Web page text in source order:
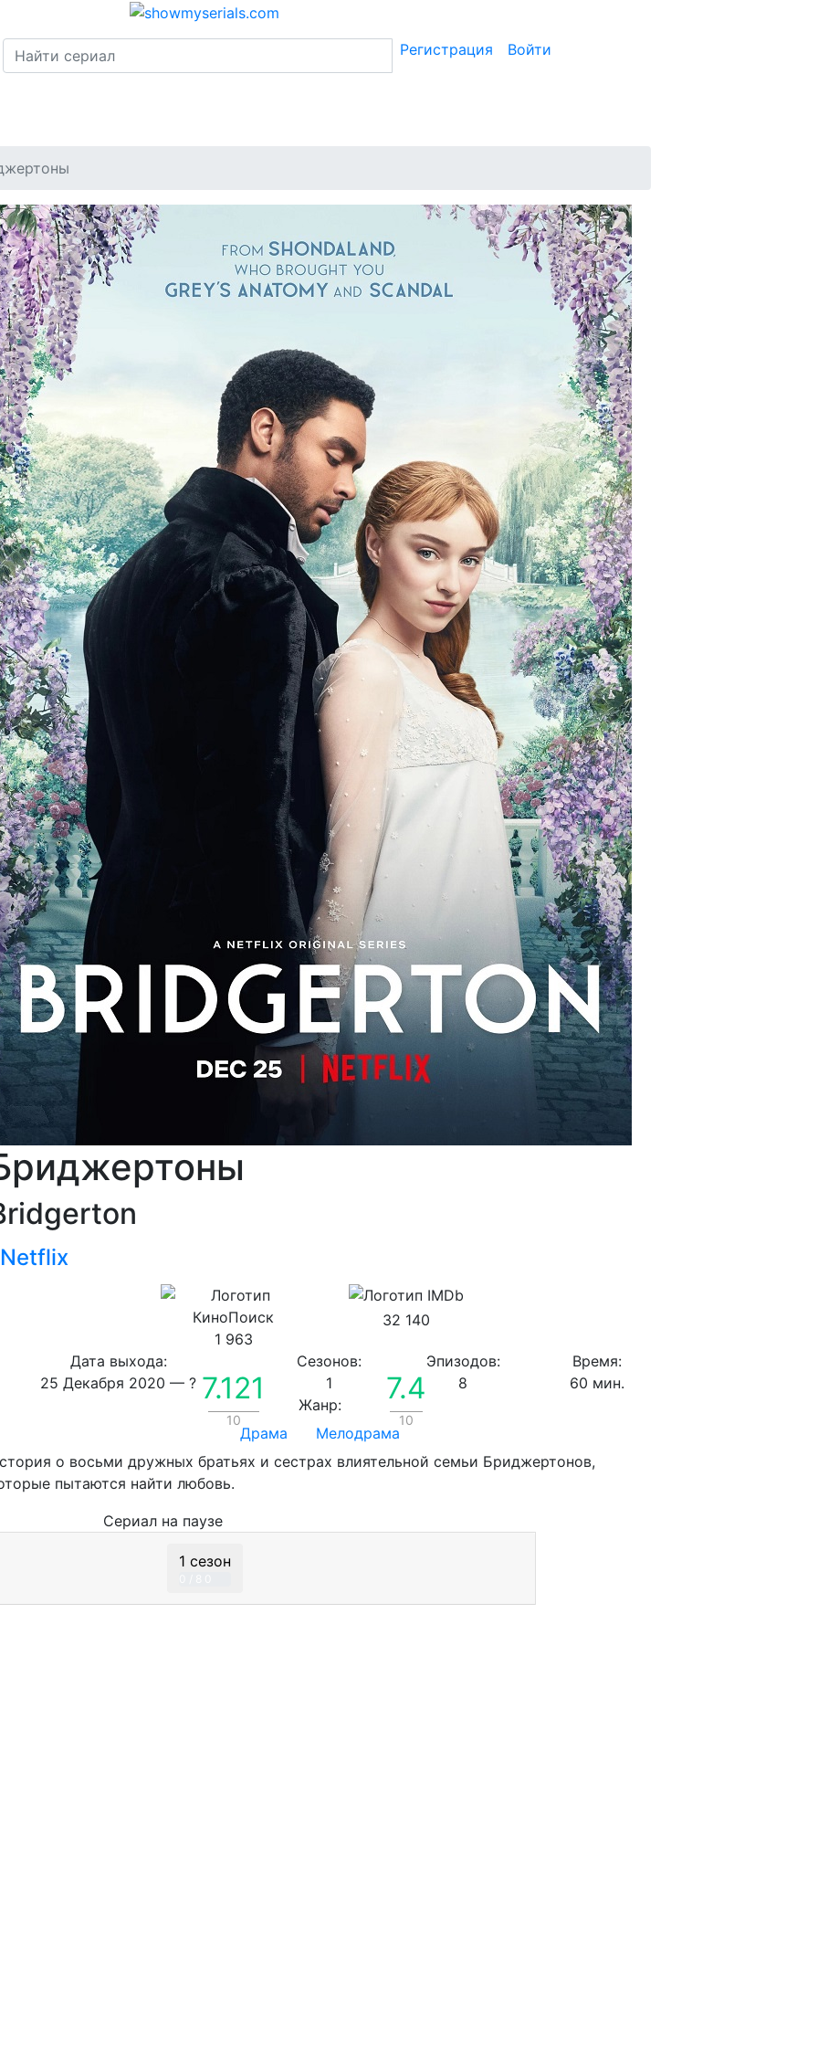
Регистрация Войти
Netflix
7.121
10
1 963
7.4
10
32 140
Дата выхода:
25 Декабря 2020 — ?
Сезонов:
1
Эпизодов:
8
Время:
60 мин.
Жанр:
Драма
Мелодрама
о восьми дружных братьях и сестрах влиятельной семьи Бриджертонов,
пытаются найти любовь.
Сериал на паузе
1 сезон